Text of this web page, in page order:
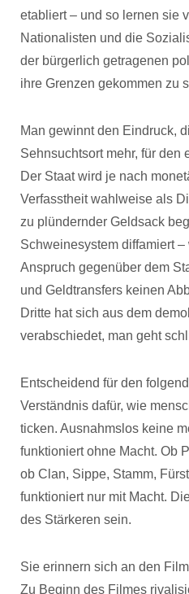
etabliert – und so lernen sie
Nationalisten und die
der bürgerlich getragenen
ihre Grenzen gekommen zu
Man gewinnt den Eindruck,
Sehnsuchtsort mehr, für den
Der Staat wird je nach
Verfasstheit wahlweise als
zu plündernder Geldsack
Schweinesystem diffamiert
Anspruch gegenüber dem
und Geldtransfers keinen
Dritte hat sich aus dem
verabschiedet, man geht
Entscheidend für den
Verständnis dafür, wie
ticken. Ausnahmslos keine
funktioniert ohne Macht. Ob
ob Clan, Sippe, Stamm,
funktioniert nur mit Macht.
des Stärkeren sein.
Sie erinnern sich an den
Zu Beginn des Filmes